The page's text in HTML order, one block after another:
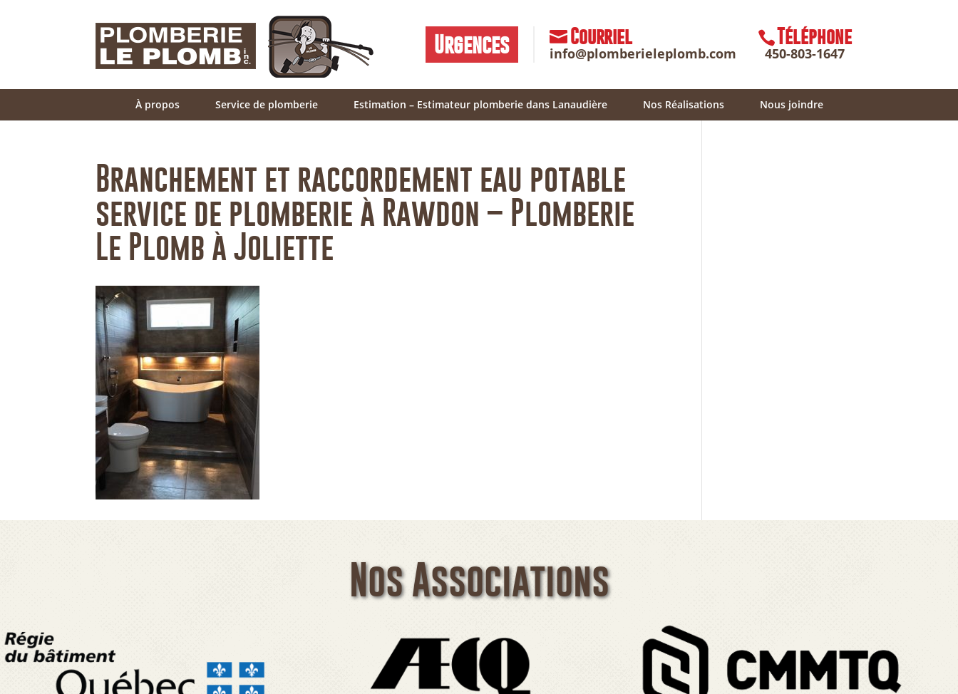
Téléphone
450-803-1647
Courriel
info@plomberieleplomb.com
Urgences
À propos Service de plomberie Estimation – Estimateur plomberie dans Lanaudière Nos Réalisations Nous joindre
Branchement et raccordement eau potable
service de plomberie à Rawdon – Plomberie
Le Plomb à Joliette
Nos Associations